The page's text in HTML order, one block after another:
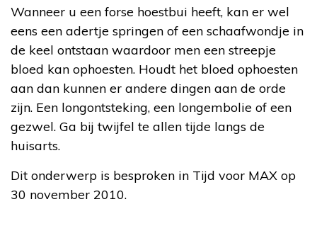
Wanneer u een forse hoestbui heeft, kan er wel
eens een adertje springen of een schaafwondje in
de keel ontstaan waardoor men een streepje
bloed kan ophoesten. Houdt het bloed ophoesten
aan dan kunnen er andere dingen aan de orde
zijn. Een longontsteking, een longembolie of een
gezwel. Ga bij twijfel te allen tijde langs de
huisarts.
Dit onderwerp is besproken in Tijd voor MAX op
30 november 2010.